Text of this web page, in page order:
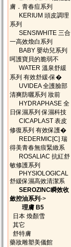
膚．青春痘系列
KERIUM 頭皮調理
系列
SENSIWHITE 三合
一高效煥白系列
BABY 嬰幼兒系列
呵護寶貝的脆弱不
WATER 溫泉舒緩
系列 有效舒緩‧保�
UVIDEA 全護臉部
清爽防曬系列 妝前
HYDRAPHASE 全
日保濕系列 保濕科技
CICAPLAST 表皮
修復系列 有效保護�
REDERMIC[C] 瑞
得美青春無痕緊緻系
ROSALIAC 抗紅舒
敏修護系列
PHYSIOLOGICAL
舒緩保濕高效清潔系
SEROZINC瞬效收
斂控油系列->
理膚 B5
日本 煥顏雪
其它
舒特膚
藥妝雕塑美儀館